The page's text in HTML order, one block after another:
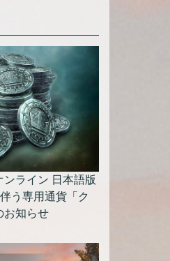
ンライン 日本語版
う専用通貨「ク
お知らせ